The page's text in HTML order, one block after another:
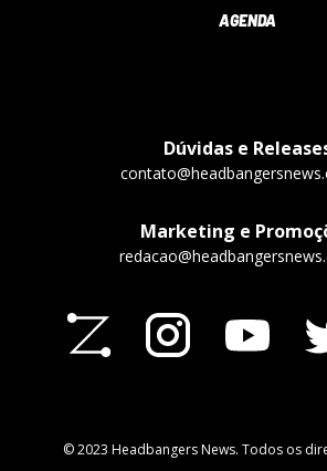
AGENDA
Dúvidas e
Marketing e
© 2023 Headbangers News. Todos os